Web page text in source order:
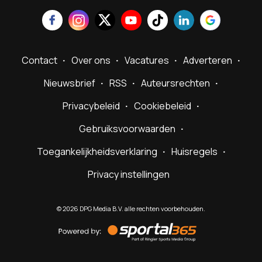
Contact Over ons Vacatures
Adverteren
Nieuwsbrief
RSS
Auteursrechten
Privacybeleid
Cookiebeleid
Gebruiksvoorwaarden
Toegankelijkheidsverklaring
Huisregels
Privacy instellingen
©2026 DPG Media B.V. alle rechten voorbehouden.
by
Sportal365